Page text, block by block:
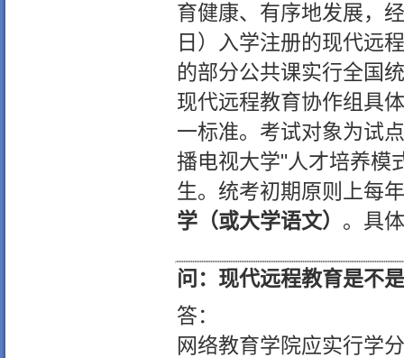
育健康、有序地发展，
日）入学注册的现代远
的部分公共课实行全国
现代远程教育协作组具
一标准。考试对象为试
播电视大学"人才培养模
生。统考初期原则上每
学（或大学语文） 。具
问：现代远程教育是不
答：
网络教育学院应实行学